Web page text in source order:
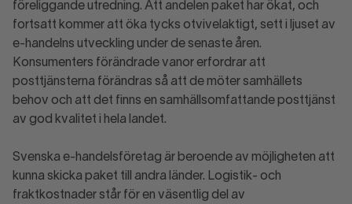
föreliggande utredning. Att andelen paket har ökat, och
fortsatt kommer att öka tycks otvivelaktigt, sett i ljuset av
e-handelns utveckling under de senaste åren.
Konsumenters förändrade vanor erfordrar att
posttjänsterna förändras så att de möter samhällets
behov och att det finns en samhällsomfattande posttjänst
av god kvalitet i hela landet.
Svenska e-handelsföretag är beroende av möjligheten att
kunna skicka paket till andra länder. Logistik- och
fraktkostnader står för en väsentlig del av